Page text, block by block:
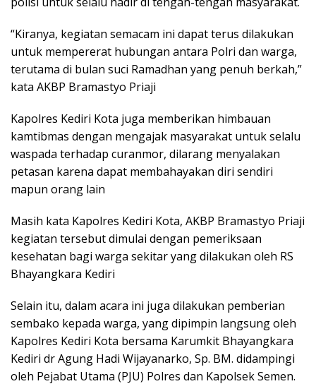
“Kiranya, kegiatan semacam ini dapat terus dilakukan
untuk mempererat hubungan antara Polri dan warga,
terutama di bulan suci Ramadhan yang penuh berkah,”
kata AKBP Bramastyo Priaji
Kapolres Kediri Kota juga memberikan himbauan
kamtibmas dengan mengajak masyarakat untuk selalu
waspada terhadap curanmor, dilarang menyalakan
petasan karena dapat membahayakan diri sendiri
mapun orang lain
Masih kata Kapolres Kediri Kota, AKBP Bramastyo Priaji
kegiatan tersebut dimulai dengan pemeriksaan
kesehatan bagi warga sekitar yang dilakukan oleh RS
Bhayangkara Kediri
Selain itu, dalam acara ini juga dilakukan pemberian
sembako kepada warga, yang dipimpin langsung oleh
Kapolres Kediri Kota bersama Karumkit Bhayangkara
Kediri dr Agung Hadi Wijayanarko, Sp. BM. didampingi
oleh Pejabat Utama (PJU) Polres dan Kapolsek Semen.